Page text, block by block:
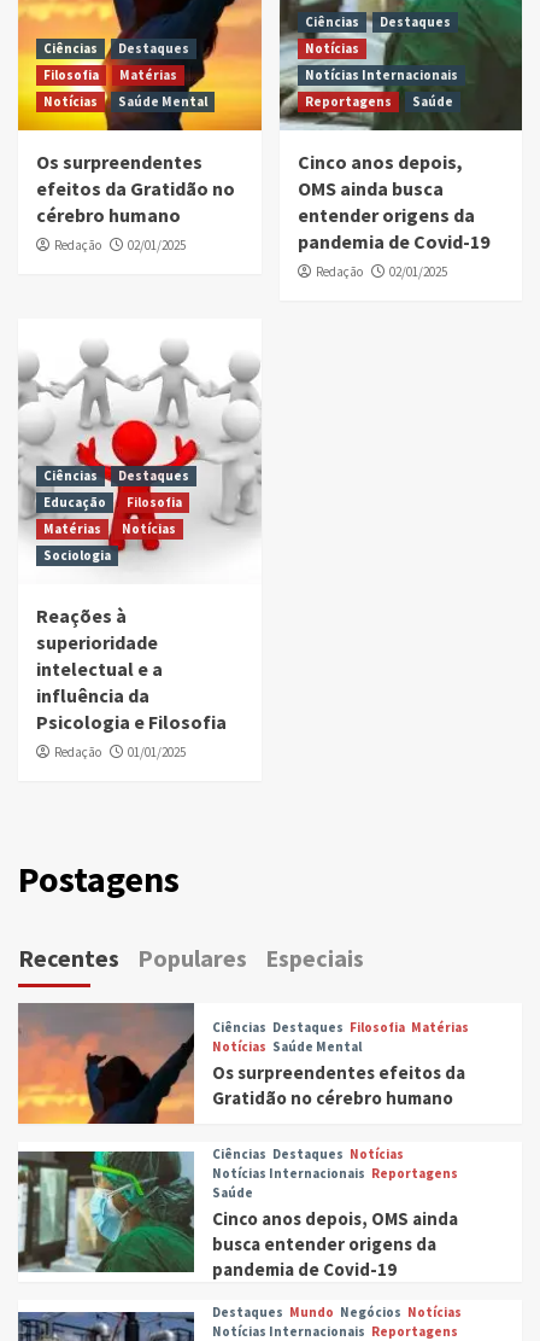
Ciências
Destaques
Filosofia
Matérias
Notícias
Saúde Mental
Os surpreendentes
efeitos da Gratidão no
cérebro humano
Redação 02/01/2025
Ciências
Destaques
Notícias
Notícias Internacionais
Reportagens
Saúde
Cinco anos depois,
OMS ainda busca
entender origens da
pandemia de Covid-19
Redação 02/01/2025
Ciências
Destaques
Educação
Filosofia
Matérias
Notícias
Sociologia
Reações à
superioridade
intelectual e a
influência da
Psicologia e Filosofia
Redação 01/01/2025
Postagens
Recentes Populares Especiais
Ciências Destaques Filosofia Matérias
Notícias Saúde Mental
Os surpreendentes efeitos da
Gratidão no cérebro humano
Ciências Destaques Notícias
Notícias Internacionais Reportagens
Saúde
Cinco anos depois, OMS ainda
busca entender origens da
pandemia de Covid-19
Destaques Mundo Negócios Notícias
Notícias Internacionais Reportagens